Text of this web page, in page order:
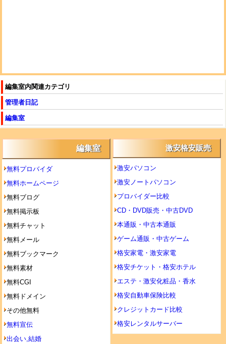
編集室内関連カテゴリ
管理者日記
編集室
編集室
無料プロバイダ
無料ホームページ
無料ブログ
無料掲示板
無料チャット
無料メール
無料ブックマーク
無料素材
無料CGI
無料ドメイン
その他無料
無料宣伝
出会い,結婚
激安格安販売
激安パソコン
激安ノートパソコン
プロバイダー比較
CD・DVD販売・中古DVD
本通販・中古本通販
ゲーム通販・中古ゲーム
格安家電・激安家電
格安チケット・格安ホテル
エステ・激安化粧品・香水
格安自動車保険比較
クレジットカード比較
格安レンタルサーバー